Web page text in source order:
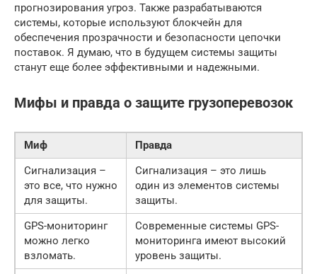
прогнозирования угроз. Также разрабатываются
системы, которые используют блокчейн для
обеспечения прозрачности и безопасности цепочки
поставок. Я думаю, что в будущем системы защиты
станут еще более эффективными и надежными.
Мифы и правда о защите грузоперевозок
Миф
Правда
Сигнализация –
это все, что нужно
для защиты.
Сигнализация – это лишь
один из элементов системы
защиты.
GPS-мониторинг
можно легко
взломать.
Современные системы GPS-
мониторинга имеют высокий
уровень защиты.